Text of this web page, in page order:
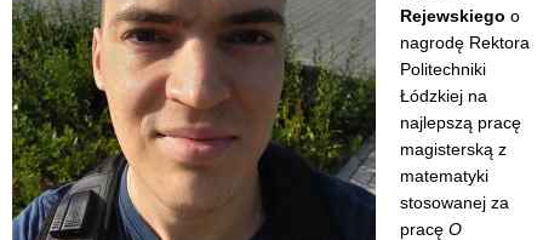
Rejewskiego o
nagrodę Rektora
Politechniki
Łódzkiej na
najlepszą pracę
magisterską z
matematyki
stosowanej za
pracę O